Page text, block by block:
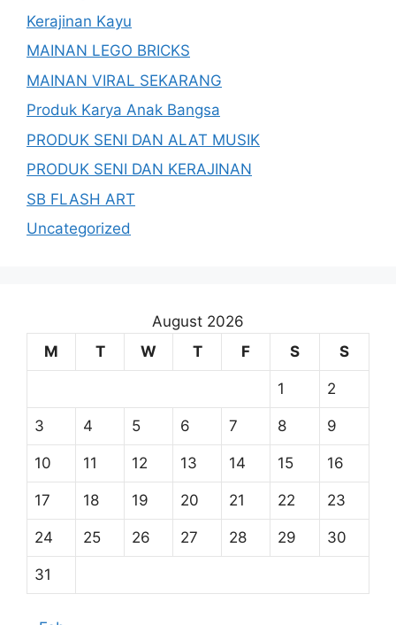
Kerajinan Kayu
MAINAN LEGO BRICKS
MAINAN VIRAL SEKARANG
Produk Karya Anak Bangsa
PRODUK SENI DAN ALAT MUSIK
PRODUK SENI DAN KERAJINAN
SB FLASH ART
Uncategorized
August 2026
M
T W T F S S
1 2
3 4 5 6 7 8 9
10 11 12 13 14 15 16
17 18 19 20 21 22 23
24 25 26 27 28 29 30
31